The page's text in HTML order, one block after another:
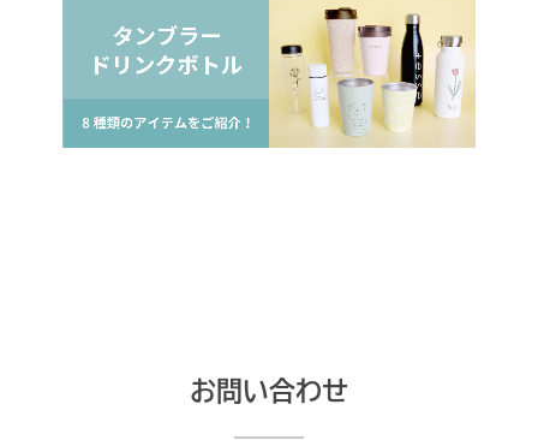
お問い合わせ